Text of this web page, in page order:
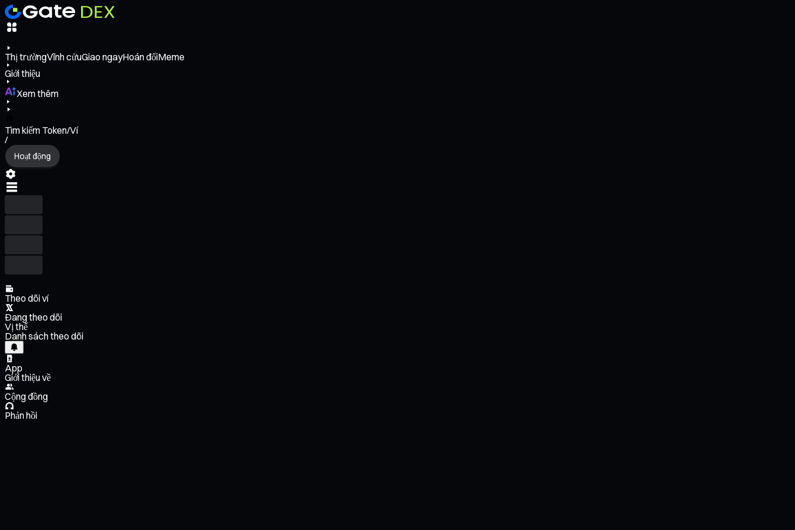
Thị trườngVĩnh cửuGiao ngayHoán đổiMeme
Giới thiệu
Xem thêm
Tìm kiếm Token/Ví
/
Hoạt động
Theo dõi ví
Đang theo dõi
Vị thế
Danh sách theo dõi
App
Giới thiệu về
Cộng đồng
Phản hồi